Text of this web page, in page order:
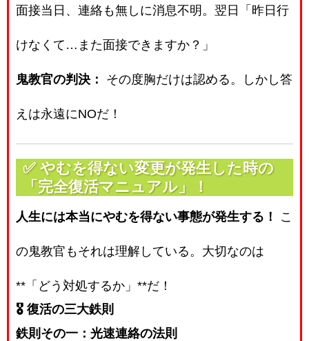
面接当日、連絡も無しに消息不明。翌日「昨日行
けなくて…また面接できますか？」
鬼教官の判決： その度胸だけは認める。しかし答
えは永遠にNOだ！
✅ やむを得ない変更が発生した時の
「完全復活マニュアル」！
人生には本当にやむを得ない事態が発生する！ こ
の鬼教官もそれは理解している。大切なのは
**「どう対処するか」**だ！
🎖️ 復活の三大鉄則
鉄則その一：光速連絡の法則